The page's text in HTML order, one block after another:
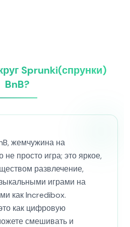
Sprunki(спрунки)
BnB?
жемчужина на
просто игра; это яркое,
развлечение,
играми на
как Incredibox.
как цифровую
смешивать и